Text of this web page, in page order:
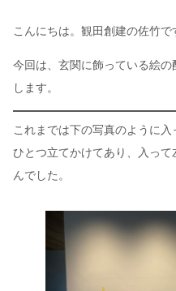
こんにちは。観田創建の佐竹で
今回は、玄関に飾っている絵
します。
これまでは下の写真のように
ひとつ立てかけてあり、入っ
んでした。